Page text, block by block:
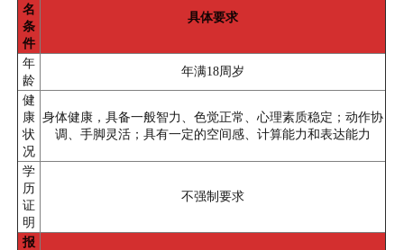
名
条
件
具体要求
年
龄
年满18周岁
健
康
状
况
身体健康，具备一般智力、色觉正常、心理素质稳定；动作协
调、手脚灵活；具有一定的空间感、计算能力和表达能力
学
历
证
明
不强制要求
报